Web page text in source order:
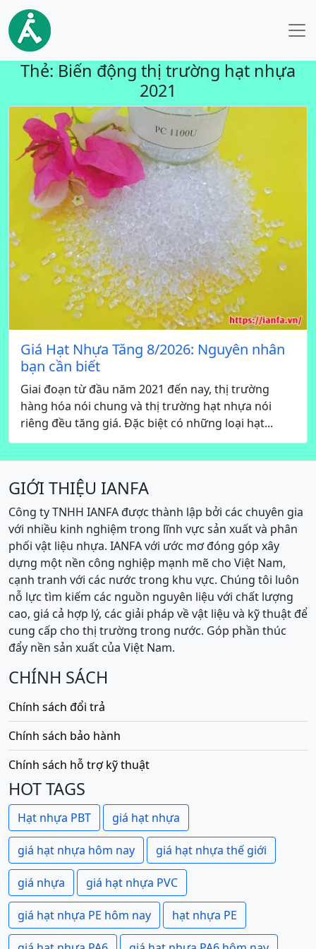
Thẻ: Biến động thị trường hạt nhựa
2021
Giá Hạt Nhựa Tăng 8/2026: Nguyên nhân
bạn cần biết
Giai đoạn từ đầu năm 2021 đến nay, thị trường
hàng hóa nói chung và thị trường hạt nhựa nói
riêng đều tăng giá. Đặc biệt có những loại hạt...
GIỚI THIỆU IANFA
Công ty TNHH IANFA được thành lập bởi các chuyên gia
với nhiều kinh nghiệm trong lĩnh vực sản xuất và phân
phối vật liệu nhựa. IANFA với ước mơ đóng góp xây
dựng một nền công nghiệp mạnh mẽ cho Việt Nam,
cạnh tranh với các nước trong khu vực. Chúng tôi luôn
nỗ lực tìm kiếm các nguồn nguyên liệu với chất lượng
cao, giá cả hợp lý, các giải pháp về vật liệu và kỹ thuật để
cung cấp cho thị trường trong nước. Góp phần thúc
đẩy nền sản xuất của Việt Nam.
CHÍNH SÁCH
Chính sách đổi trả
Chính sách bảo hành
Chính sách hỗ trợ kỹ thuật
HOT TAGS
Hạt nhựa PBT giá hạt nhựa
giá hạt nhựa hôm nay giá hạt nhựa thế giới
giá nhựa giá hạt nhựa PVC
giá hạt nhựa PE hôm nay hạt nhựa PE